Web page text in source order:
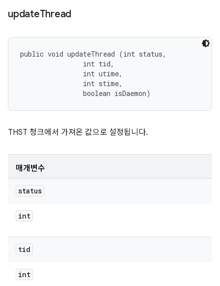
updateThread
public void updateThread (int status,
                int tid,
                int utime,
                int stime,
                boolean isDaemon)
THST 청크에서 가져온 값으로 설정됩니다.
매개변수
status
int
tid
int